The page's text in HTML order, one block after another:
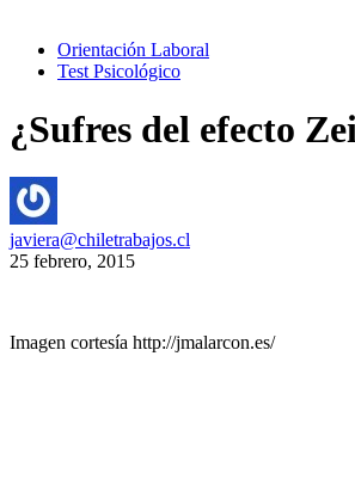
Orientación Laboral
Test Psicológico
¿Sufres del efecto
javiera@chiletrabajos.cl
25 febrero, 2015
Imagen cortesía http://jmalarcon.es/